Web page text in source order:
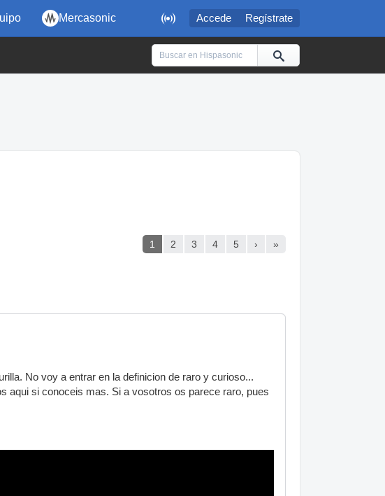
 Accede Regístrate
Mercasonic
1 2 3 4 5 › »
No voy a entrar en la definicion de raro y curioso...
aqui si conoceis mas. Si a vosotros os parece raro, pues